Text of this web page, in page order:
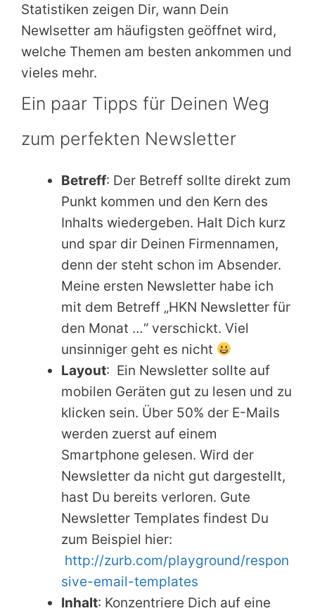
Statistiken zeigen Dir, wann Dein
Newlsetter am häufigsten geöffnet wird,
welche Themen am besten ankommen und
vieles mehr.
Ein paar Tipps für Deinen Weg
zum perfekten Newsletter
Betreff: Der Betreff sollte direkt zum
Punkt kommen und den Kern des
Inhalts wiedergeben. Halt Dich kurz
und spar dir Deinen Firmennamen,
denn der steht schon im Absender.
Meine ersten Newsletter habe ich
mit dem Betreff „HKN Newsletter für
den Monat …“ verschickt. Viel
unsinniger geht es nicht
Layout: Ein Newsletter sollte auf
mobilen Geräten gut zu lesen und zu
klicken sein. Über 50% der E-Mails
werden zuerst auf einem
Smartphone gelesen. Wird der
Newsletter da nicht gut dargestellt,
hast Du bereits verloren. Gute
Newsletter Templates findest Du
zum Beispiel hier:
http://zurb.com/playground/respon
sive-email-templates
Inhalt: Konzentriere Dich auf eine